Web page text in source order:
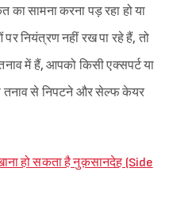
सामना करना पड़ रहा हो या
नियंत्रण नहीं रख पा रहे हैं, तो
में हैं, आपको किसी एक्सपर्ट या
से निपटने और सेल्फ केयर
हो सकता है नुक़सानदेह (Side